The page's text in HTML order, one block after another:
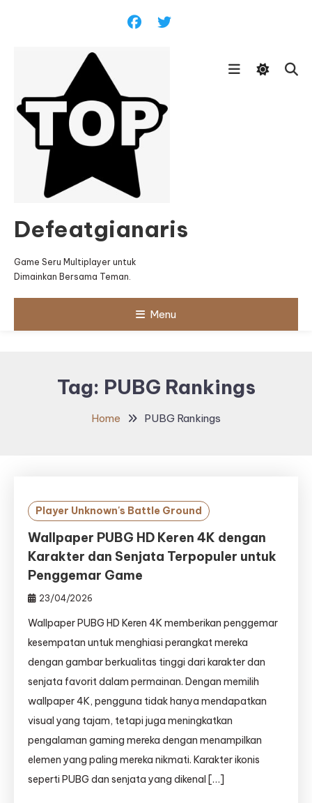
Defeatgianaris
Game Seru Multiplayer untuk
Dimainkan Bersama Teman.
Menu
Tag: PUBG Rankings
Home PUBG Rankings
Player Unknown's Battle Ground
Wallpaper PUBG HD Keren 4K dengan
Karakter dan Senjata Terpopuler untuk
Penggemar Game
23/04/2026
Wallpaper PUBG HD Keren 4K memberikan penggemar
kesempatan untuk menghiasi perangkat mereka
dengan gambar berkualitas tinggi dari karakter dan
senjata favorit dalam permainan. Dengan memilih
wallpaper 4K, pengguna tidak hanya mendapatkan
visual yang tajam, tetapi juga meningkatkan
pengalaman gaming mereka dengan menampilkan
elemen yang paling mereka nikmati. Karakter ikonis
seperti PUBG dan senjata yang dikenal […]